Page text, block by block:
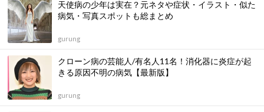
天使病の少年は実在？元ネタや症状・イラスト・似た
病気・写真スポットも総まとめ
gurung
クローン病の芸能人/有名人11名！消化器に炎症が起
きる原因不明の病気【最新版】
gurung